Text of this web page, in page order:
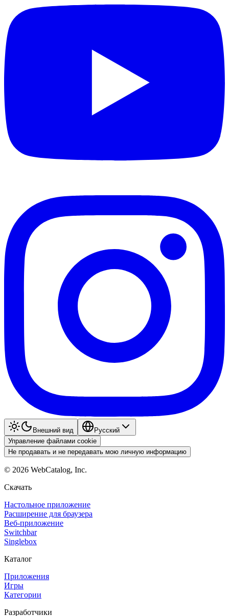
Внешний вид
Pyccкий
Управление файлами cookie
Не продавать и не передавать мою личную информацию
© 2026 WebCatalog, Inc.
Скачать
Настольное приложение
Расширение для браузера
Веб-приложение
Switchbar
Singlebox
Каталог
Приложения
Игры
Категории
Разработчики